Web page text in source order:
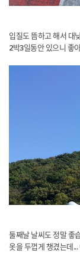
입질도 뜸하고 해서 대
2박3일동안 있으니 좋
둘째날 날씨도 정말 좋
옷을 두껍게 챙겼는데